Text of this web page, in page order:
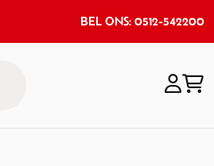
BEL ONS: 0512-542200